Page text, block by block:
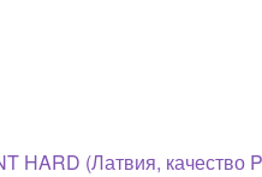
(Латвия, качество